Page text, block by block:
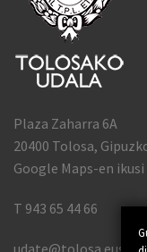
Plaza Zaharra 6A
20400 Tolosa,
Google Maps-en ikusi
T 943 65 44 66
udate@tolosa.eus